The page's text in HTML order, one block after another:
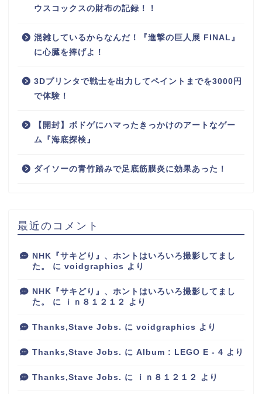
ウスコックスの財布の記録！！
混雑しているからなんだ！『進撃の巨人展 FINAL』
に心臓を捧げよ！
3Dプリンタで戦士を出力してペイントまでを3000円
で体験！
【開封】ボドゲにハマったきっかけのアートなゲー
ム『海底探検』
ダイソーの青竹踏みで足底筋膜炎に効果あった！
最近のコメント
NHK『サキどり』、ホントはいろいろ撮影してまし
た。
に voidgraphics より
NHK『サキどり』、ホントはいろいろ撮影してまし
た。
に ｉｎ８１２１２ より
Thanks,Stave Jobs. に voidgraphics より
Thanks,Stave Jobs. に Album : LEGO E - 4 より
Thanks,Stave Jobs. に ｉｎ８１２１２ より